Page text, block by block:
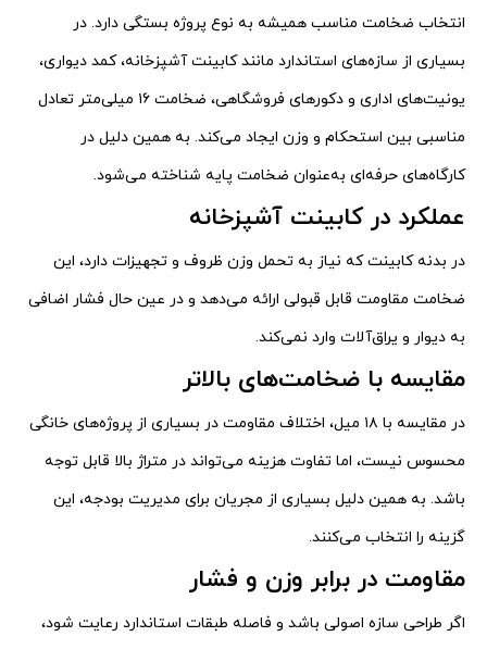
انتخاب ضخامت مناسب همیشه به نوع پروژه بستگی دارد. در
بسیاری از سازه‌های استاندارد مانند کابینت آشپزخانه، کمد دیواری،
یونیت‌های اداری و دکورهای فروشگاهی، ضخامت ۱۶ میلی‌متر تعادل
مناسبی بین استحکام و وزن ایجاد می‌کند. به همین دلیل در
کارگاه‌های حرفه‌ای به‌عنوان ضخامت پایه شناخته می‌شود.
عملکرد در کابینت آشپزخانه
در بدنه کابینت که نیاز به تحمل وزن ظروف و تجهیزات دارد، این
ضخامت مقاومت قابل قبولی ارائه می‌دهد و در عین حال فشار اضافی
به دیوار و یراق‌آلات وارد نمی‌کند.
مقایسه با ضخامت‌های بالاتر
در مقایسه با ۱۸ میل، اختلاف مقاومت در بسیاری از پروژه‌های خانگی
محسوس نیست، اما تفاوت هزینه می‌تواند در متراژ بالا قابل توجه
باشد. به همین دلیل بسیاری از مجریان برای مدیریت بودجه، این
گزینه را انتخاب می‌کنند.
مقاومت در برابر وزن و فشار
اگر طراحی سازه اصولی باشد و فاصله طبقات استاندارد رعایت شود،